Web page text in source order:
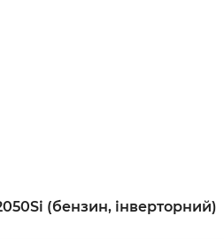
(бензин, інверторний)